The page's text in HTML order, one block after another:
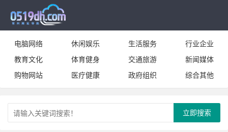
电脑网络 休闲娱乐 生活服务
行业企业
教育文化
体育健身 交通旅游
新闻媒体
购物网站
医疗健康 政府组织 综合其他
立即搜索